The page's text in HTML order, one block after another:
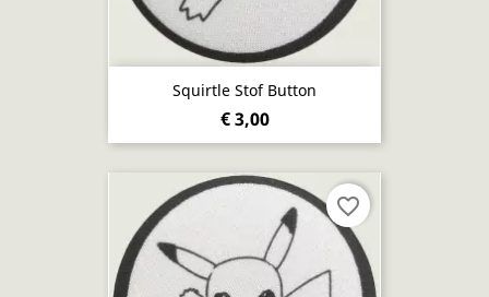
Squirtle Stof Button
€ 3,00
favorite_border